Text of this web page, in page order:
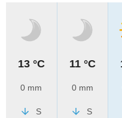
13 °C
0 mm
S
11 °C
0 mm
S